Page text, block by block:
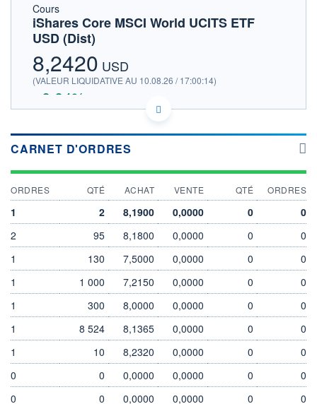
HISTORIQUE
Cours
iShares Core MSCI World UCITS ETF
USD (Dist)
8,2420 USD
(VALEUR LIQUIDATIVE AU 10.08.26 / 17:00:14)
+0,04%
7,1413 EUR
IE000OHHIBC6 - BlackRock Asset Management Ireland
- ETF
SOUS-JACENT MSCI TRN WORLD INDEX
Politique d'exécution
05/08 06/08
INDICE DE RÉFÉRENCE
MSCI TRN WORLD INDEX
CATÉGORIE MORNINGSTAR
Actions International Gdes
Cap. Mixte
8,2475
CLÔTURE VEILLE
8,2385
CARNET D'ORDRES
ORDRES QTÉ ACHAT VENTE QTÉ ORDRES
1 2 8,1900 0,0000 0
0
2
95 8,1800 0,0000 0
0
1
130 7,5000 0,0000 0
0
1
1 000 7,2150 0,0000 0
0
1
300 8,0000 0,0000 0
0
1
8 524 8,1365 0,0000 0
0
1
10 8,2320 0,0000 0
0
0
0 0,0000 0,0000 0
0
0
0 0,0000 0,0000 0
0